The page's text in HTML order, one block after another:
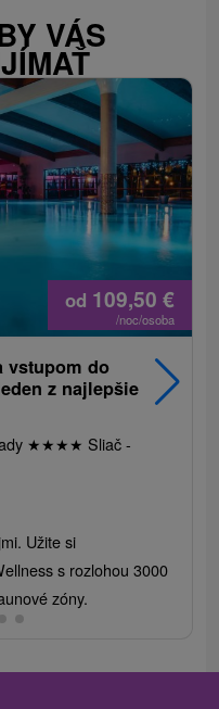
VÁS
od 109,50 €
/noc/osoba
vstupom do
z najlepšie
★★★★ Sliač -
Užite si
s rozlohou 3000
zóny.